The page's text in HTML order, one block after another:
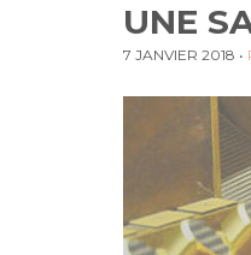
UNE
7 JANVIER 2018 •